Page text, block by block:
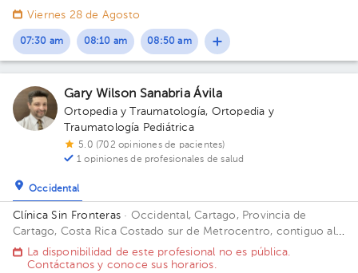
Peralta.
Viernes 28 de Agosto
07:30 am 08:10 am 08:50 am
Gary Wilson Sanabria Ávila
Ortopedia y Traumatología, Ortopedia y
Traumatología Pediátrica
5.0 (702 opiniones de pacientes)
1 opiniones de profesionales de salud
Occidental
Clínica Sin Fronteras · Occidental, Cartago, Provincia de
Cartago, Costa Rica Costado sur de Metrocentro, contiguo al
Banco Nacional, Cartago
La disponibilidad de este profesional no es pública.
Contáctanos y conoce sus horarios.